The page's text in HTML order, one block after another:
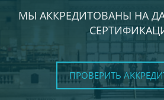
МЫ АККРЕДИТОВАНЫ НА
ПРОВЕРИТЬ